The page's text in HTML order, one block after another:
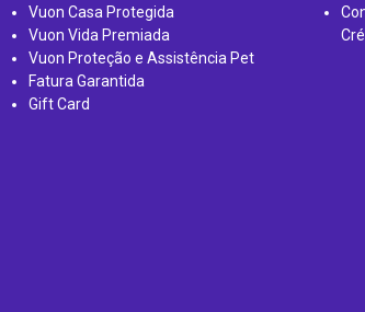
Vuon Casa Protegida
Vuon Vida Premiada
Vuon Proteção e Assistência Pet
Fatura Garantida
Gift Card